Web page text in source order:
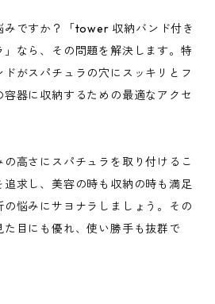
みですか？「tower 収納バンド付き
なら、その問題を解決します。特
がスパチュラの穴にスッキリとフ
器に収納するための最適なアクセ
高さにスパチュラを取り付けるこ
追求し、美容の時も収納の時も満足
悩みにサヨナラしましょう。その
目にも優れ、使い勝手も抜群で